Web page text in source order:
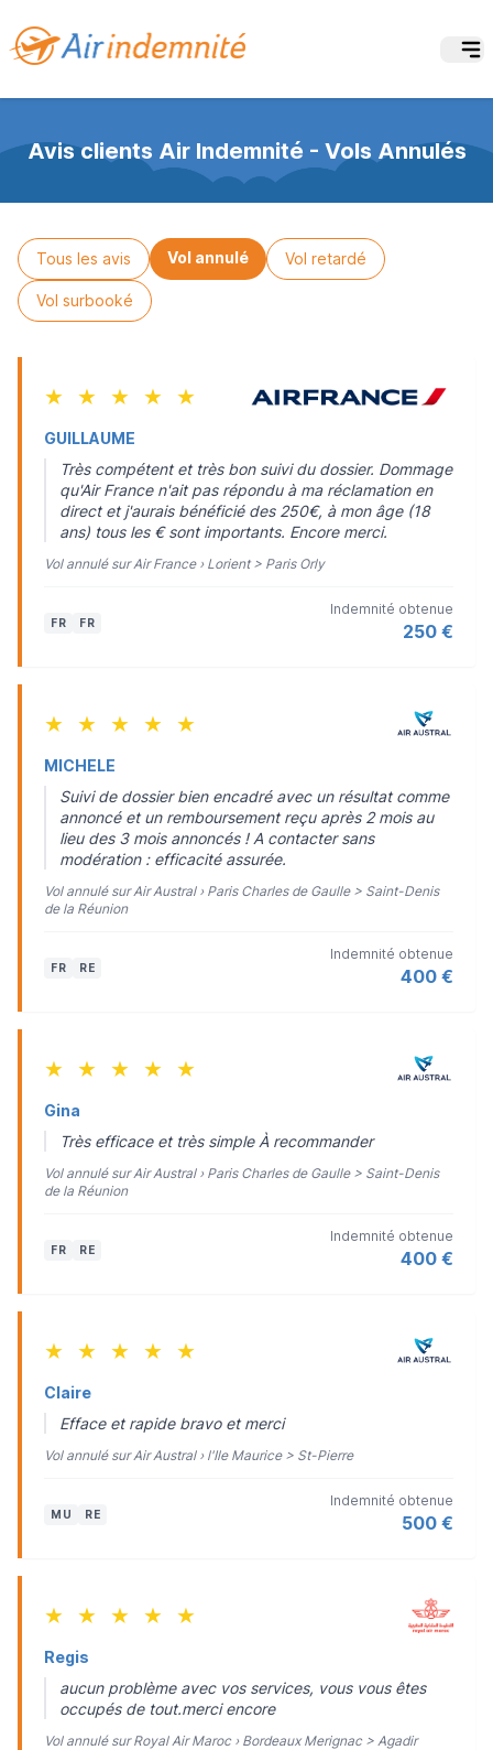
Avis clients Air Indemnité - Vols Annulés
Tous les avis Vol annulé Vol retardé
Vol surbooké
★ ★ ★ ★ ★
GUILLAUME
Très compétent et très bon suivi du dossier. Dommage
qu'Air France n'ait pas répondu à ma réclamation en
direct et j'aurais bénéficié des 250€, à mon âge (18
ans) tous les € sont importants. Encore merci.
Vol annulé sur Air France › Lorient > Paris Orly
FR FR
Indemnité obtenue
250 €
★ ★ ★ ★ ★
MICHELE
Suivi de dossier bien encadré avec un résultat comme
annoncé et un remboursement reçu après 2 mois au
lieu des 3 mois annoncés ! A contacter sans
modération : efficacité assurée.
Vol annulé sur Air Austral › Paris Charles de Gaulle > Saint-Denis
de la Réunion
FR RE
Indemnité obtenue
400 €
★ ★ ★ ★ ★
Gina
Très efficace et très simple À recommander
Vol annulé sur Air Austral › Paris Charles de Gaulle > Saint-Denis
de la Réunion
FR RE
Indemnité obtenue
400 €
★ ★ ★ ★ ★
Claire
Efface et rapide bravo et merci
Vol annulé sur Air Austral › l'Ile Maurice > St-Pierre
MU RE
Indemnité obtenue
500 €
★ ★ ★ ★ ★
Regis
aucun problème avec vos services, vous vous êtes
occupés de tout.merci encore
Vol annulé sur Royal Air Maroc › Bordeaux Merignac > Agadir